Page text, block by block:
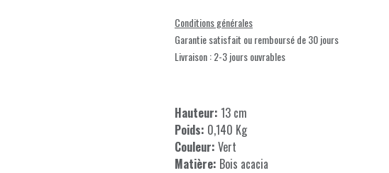
Conditions générales
Garantie satisfait ou remboursé de 30 jours
Livraison : 2-3 jours ouvrables
Hauteur: 13 cm
Poids: 0,140 Kg
Couleur: Vert
Matière: Bois acacia